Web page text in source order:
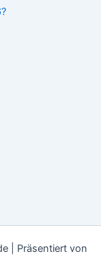
| Präsentiert von